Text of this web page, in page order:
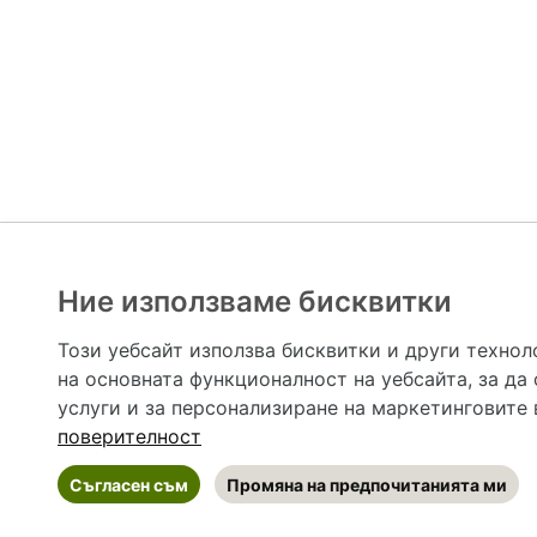
предназначена да служи само и единствено за
допълване на данните и за коригиране на
Ние използваме бисквитки
Този уебсайт използва бисквитки и други
на основната функционалност на уебсайта, за да
услуги и за персонализиране на
поверителност
Съгласен съм Промяна на предпочитанията ми